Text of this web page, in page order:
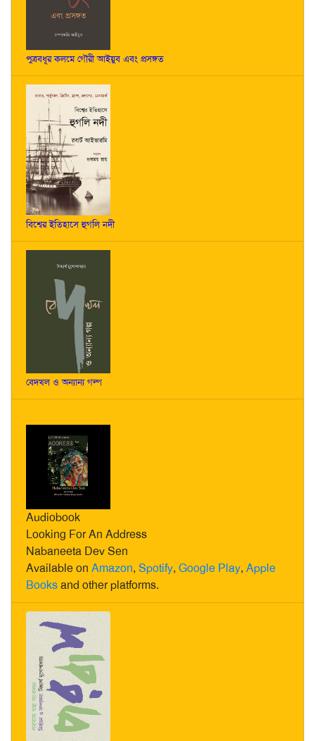
পুত্রবধূর কলমে গৌরী আইয়ুব এবং প্রসঙ্গত
বিশ্বের ইতিহাসে হুগলি নদী
বেদখল ও অন্যান্য গল্প
Audiobook
Looking For An Address
Nabaneeta Dev Sen
Available on Amazon, Spotify, Google Play, Apple
Booksand other platforms.